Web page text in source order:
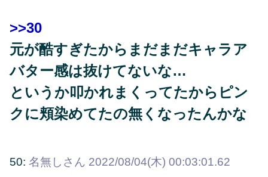
>>30
元が酷すぎたからまだまだキャラア
バター感は抜けてないな…
というか叩かれまくってたからピン
クに頬染めてたの無くなったんかな
50: 名無しさん 2022/08/04(木) 00:03:01.62